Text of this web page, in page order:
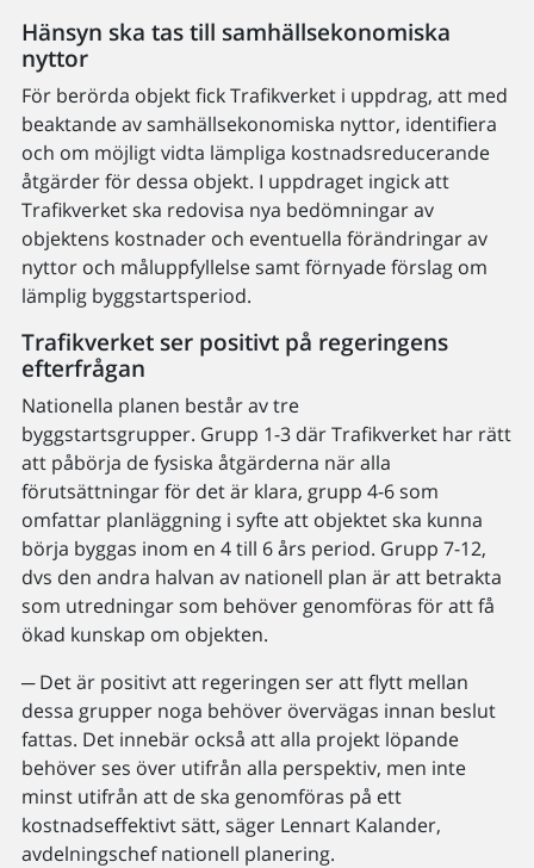
Hänsyn ska tas till samhällsekonomiska
nyttor
För berörda objekt fick Trafikverket i uppdrag, att med
beaktande av samhällsekonomiska nyttor, identifiera
och om möjligt vidta lämpliga kostnadsreducerande
åtgärder för dessa objekt. I uppdraget ingick att
Trafikverket ska redovisa nya bedömningar av
objektens kostnader och eventuella förändringar av
nyttor och måluppfyllelse samt förnyade förslag om
lämplig byggstartsperiod.
Trafikverket ser positivt på regeringens
efterfrågan
Nationella planen består av tre
byggstartsgrupper. Grupp 1-3 där Trafikverket har rätt
att påbörja de fysiska åtgärderna när alla
förutsättningar för det är klara, grupp 4-6 som
omfattar planläggning i syfte att objektet ska kunna
börja byggas inom en 4 till 6 års period. Grupp 7-12,
dvs den andra halvan av nationell plan är att betrakta
som utredningar som behöver genomföras för att få
ökad kunskap om objekten.
─ Det är positivt att regeringen ser att flytt mellan
dessa grupper noga behöver övervägas innan beslut
fattas. Det innebär också att alla projekt löpande
behöver ses över utifrån alla perspektiv, men inte
minst utifrån att de ska genomföras på ett
kostnadseffektivt sätt, säger Lennart Kalander,
avdelningschef nationell planering.